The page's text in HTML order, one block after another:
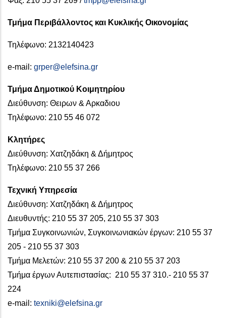
Τμήμα Περιβάλλoντος και Κυκλικής Οικονομίας
Τηλέφωνο: 2132140423
e-mail: grper@elefsina.gr
Τμήμα Δημοτικού Κοιμητηρίου
Διεύθυνση: Θειρων & Αρκαδιου
Τηλέφωνο: 210 55 46 072
Κλητήρες
Διεύθυνση: Χατζηδάκη & Δήμητρος
Τηλέφωνο: 210 55 37 266
Τεχνική Υπηρεσία
Διεύθυνση: Χατζηδάκη & Δήμητρος
Διευθυντής: 210 55 37 205, 210 55 37 303
Τμήμα Συγκοινωνιών, Συγκοινωνιακών έργων: 210 55 37
205 - 210 55 37 303
Τμήμα Μελετών: 210 55 37 200 & 210 55 37 203
Τμήμα έργων Αυτεπιστασίας: 210 55 37 310.- 210 55 37
224
e-mail: texniki@elefsina.gr